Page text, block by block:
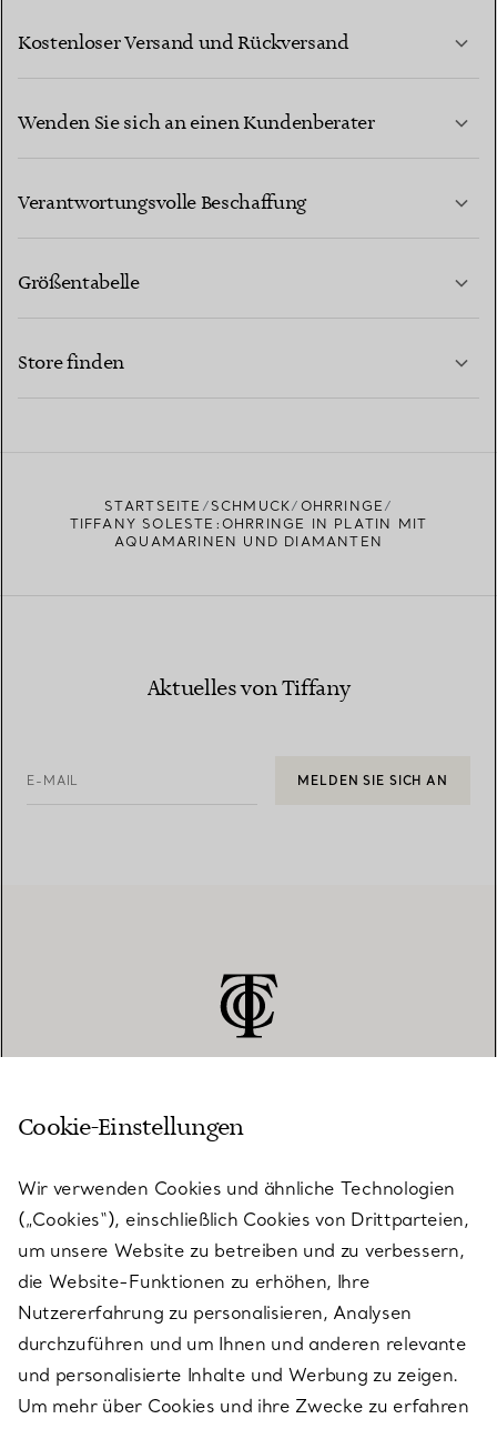
Kostenloser Versand und Rückversand
Wenden Sie sich an einen Kundenberater
Verantwortungsvolle Beschaffung
Größentabelle
Store finden
STARTSEITE SCHMUCK
OHRRINGE
TIFFANY SOLESTE:OHRRINGE IN PLATIN MIT
AQUAMARINEN UND DIAMANTEN
Aktuelles von Tiffany
E-MAIL MELDEN SIE SICH AN
KUNDENSERVICE
SERVICES
ÜBER TIFFANY & CO.
RECHTLICHE HINWEISE
Cookie-Einstellungen
Wir verwenden Cookies und ähnliche Technologien
(„Cookies“), einschließlich Cookies von Drittparteien,
um unsere Website zu betreiben und zu verbessern,
die Website-Funktionen zu erhöhen, Ihre
Nutzererfahrung zu personalisieren, Analysen
durchzuführen und um Ihnen und anderen relevante
und personalisierte Inhalte und Werbung zu zeigen.
Um mehr über Cookies und ihre Zwecke zu erfahren